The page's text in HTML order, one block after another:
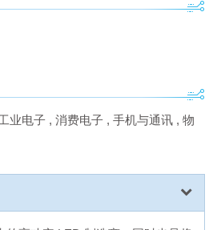
业电子 , 消费电子 , 手机与通讯 , 物